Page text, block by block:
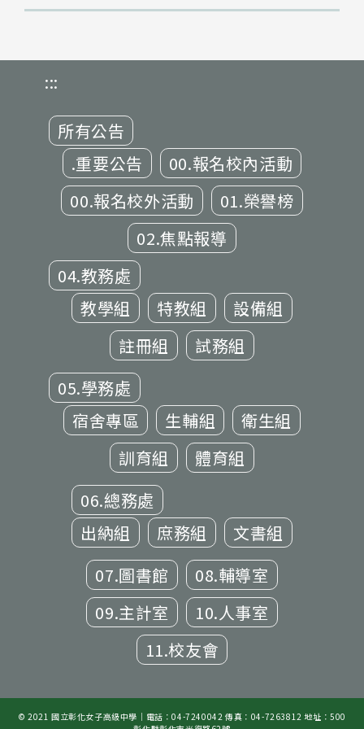
:::
所有公告
.重要公告
00.報名校內活動
00.報名校外活動
01.榮譽榜
02.焦點報導
04.教務處
教學組
特教組
設備組
註冊組
試務組
05.學務處
宿舍專區
生輔組
衛生組
訓育組
體育組
06.總務處
出納組
庶務組
文書組
07.圖書館
08.輔導室
09.主計室
10.人事室
11.校友會
© 2021 國立彰化女子高級中學｜電話：04-7240042 傳真：04-7263812 地址：500